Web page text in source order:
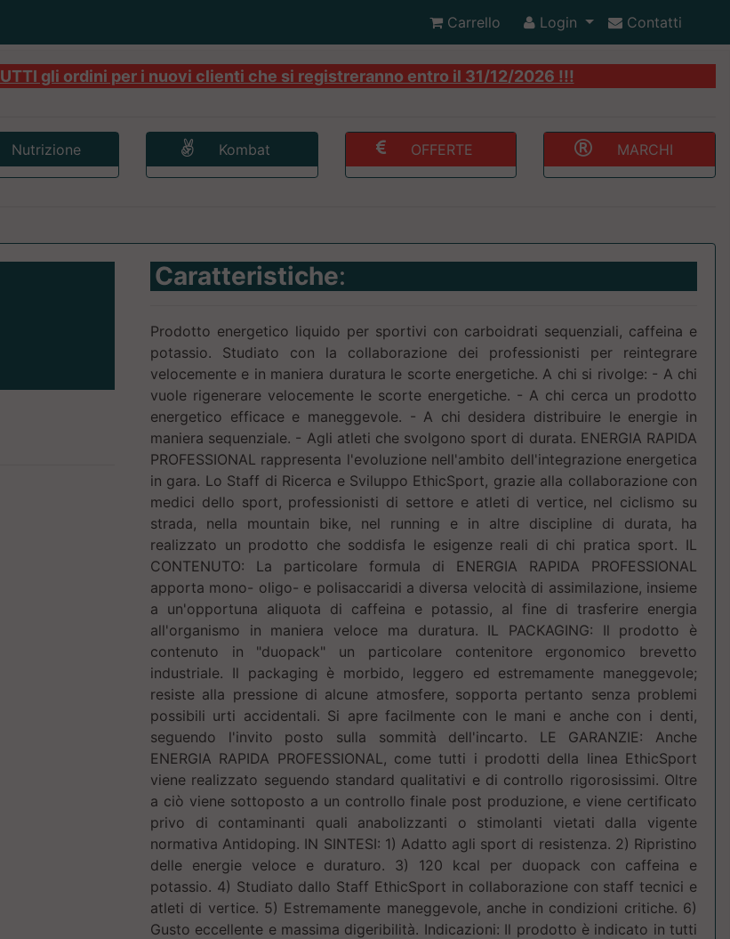
Carrello Login Contatti
gli ordini per i nuovi clienti che si registreranno entro il 31/12/2026 !!!
Nutrizione Kombat OFFERTE MARCHI
Caratteristiche:
Prodotto energetico liquido per sportivi con carboidrati sequenziali, caffeina e
potassio. Studiato con la collaborazione dei professionisti per reintegrare
velocemente e in maniera duratura le scorte energetiche. A chi si rivolge: - A chi
vuole rigenerare velocemente le scorte energetiche. - A chi cerca un prodotto
energetico efficace e maneggevole. - A chi desidera distribuire le energie in
maniera sequenziale. - Agli atleti che svolgono sport di durata. ENERGIA RAPIDA
PROFESSIONAL rappresenta l'evoluzione nell'ambito dell'integrazione energetica
in gara. Lo Staff di Ricerca e Sviluppo EthicSport, grazie alla collaborazione con
medici dello sport, professionisti di settore e atleti di vertice, nel ciclismo su
strada, nella mountain bike, nel running e in altre discipline di durata, ha
realizzato un prodotto che soddisfa le esigenze reali di chi pratica sport. IL
CONTENUTO: La particolare formula di ENERGIA RAPIDA PROFESSIONAL
apporta mono- oligo- e polisaccaridi a diversa velocità di assimilazione, insieme
a un'opportuna aliquota di caffeina e potassio, al fine di trasferire energia
all'organismo in maniera veloce ma duratura. IL PACKAGING: Il prodotto è
contenuto in "duopack" un particolare contenitore ergonomico brevetto
industriale. Il packaging è morbido, leggero ed estremamente maneggevole;
resiste alla pressione di alcune atmosfere, sopporta pertanto senza problemi
possibili urti accidentali. Si apre facilmente con le mani e anche con i denti,
seguendo l'invito posto sulla sommità dell'incarto. LE GARANZIE: Anche
ENERGIA RAPIDA PROFESSIONAL, come tutti i prodotti della linea EthicSport
viene realizzato seguendo standard qualitativi e di controllo rigorosissimi. Oltre
a ciò viene sottoposto a un controllo finale post produzione, e viene certificato
privo di contaminanti quali anabolizzanti o stimolanti vietati dalla vigente
normativa Antidoping. IN SINTESI: 1) Adatto agli sport di resistenza. 2) Ripristino
delle energie veloce e duraturo. 3) 120 kcal per duopack con caffeina e
potassio. 4) Studiato dallo Staff EthicSport in collaborazione con staff tecnici e
atleti di vertice. 5) Estremamente maneggevole, anche in condizioni critiche. 6)
Gusto eccellente e massima digeribilità. Indicazioni: Il prodotto è indicato in tutti